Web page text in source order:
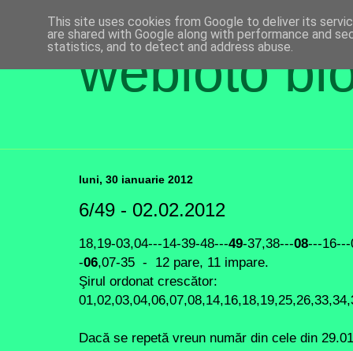
webloto
luni, 30 ianuarie 2012
6/49 - 02.02.2012
18,19-03,04---14-39-48---49-37,38---08---16---
-06,07-35 - 12 pare, 11 impare.
Şirul ordonat crescător:
Dacă se repetă vreun număr din cele din
This site uses cookies from Google to deliver its
are shared with Google along with performance and
statistics, and to detect and address abuse.